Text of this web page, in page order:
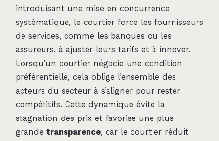
introduisant une mise en concurrence
systématique, le courtier force les fournisseurs
de services, comme les banques ou les
assureurs, à ajuster leurs tarifs et à innover.
Lorsqu’un courtier négocie une condition
préférentielle, cela oblige l’ensemble des
acteurs du secteur à s’aligner pour rester
compétitifs. Cette dynamique évite la
stagnation des prix et favorise une plus
grande transparence, car le courtier réduit